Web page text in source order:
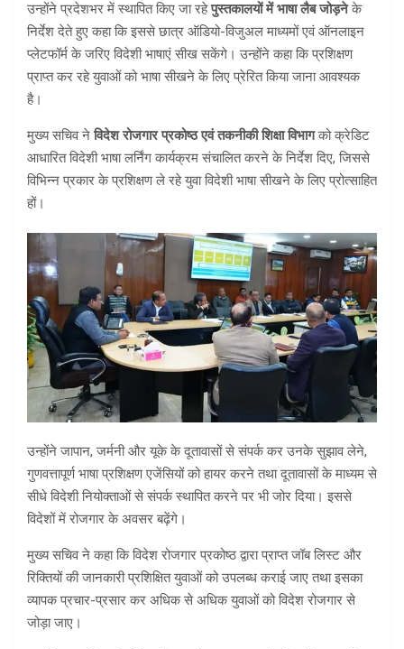
उन्होंने प्रदेशभर में स्थापित किए जा रहेपुस्तकालयों में भाषा लैब जोड़नेके
निर्देश देते हुए कहा कि इससे छात्र ऑडियो-विजुअल माध्यमों एवं ऑनलाइन
प्लेटफॉर्म के जरिए विदेशी भाषाएं सीख सकेंगे। उन्होंने कहा कि प्रशिक्षण
प्राप्त कर रहे युवाओं को भाषा सीखने के लिए प्रेरित किया जाना आवश्यक
है।
मुख्य सचिव नेविदेश रोजगार प्रकोष्ठ एवं तकनीकी शिक्षा विभागको क्रेडिट
आधारित विदेशी भाषा लर्निंग कार्यक्रम संचालित करने के निर्देश दिए, जिससे
विभिन्न प्रकार के प्रशिक्षण ले रहे युवा विदेशी भाषा सीखने के लिए प्रोत्साहित
हों।
उन्होंने जापान, जर्मनी और यूके के दूतावासों से संपर्क कर उनके सुझाव लेने,
गुणवत्तापूर्ण भाषा प्रशिक्षण एजेंसियों को हायर करने तथा दूतावासों के माध्यम से
सीधे विदेशी नियोक्ताओं से संपर्क स्थापित करने पर भी जोर दिया। इससे
विदेशों में रोजगार के अवसर बढ़ेंगे।
मुख्य सचिव ने कहा कि विदेश रोजगार प्रकोष्ठ द्वारा प्राप्त जॉब लिस्ट और
रिक्तियों की जानकारी प्रशिक्षित युवाओं को उपलब्ध कराई जाए तथा इसका
व्यापक प्रचार-प्रसार कर अधिक से अधिक युवाओं को विदेश रोजगार से
जोड़ा जाए।